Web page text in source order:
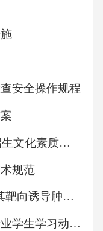
安全操作规程
山东省2027年高职单独招生文化素质考前冲刺预测卷（一）
规范
调控性RNAi系统构建及其靶向诱导肿瘤干细胞凋亡对肿瘤免疫机制的深度解析与展望
课堂话语策略：非英语专业学生学习动机提升的路径探索